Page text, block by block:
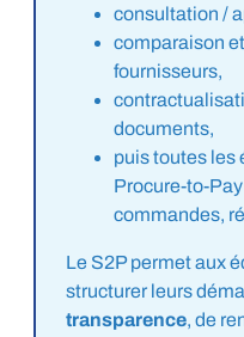
consultation /
comparaison
fournisseurs,
documents,
puis toutes les
Procure-to-
commandes,
Le S2P permet aux
structurer leurs
transparence, de